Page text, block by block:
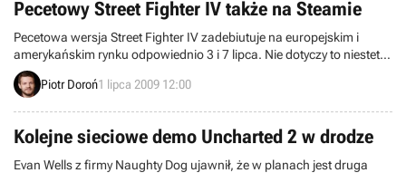
Pecetowy Street Fighter IV także na Steamie
Pecetowa wersja Street Fighter IV zadebiutuje na europejskim i
amerykańskim rynku odpowiednio 3 i 7 lipca. Nie dotyczy to niestety
naszego kraju – z uwagi na brak oficjalnego dystrybutora (wcześniej
był nim CD Projekt) zakup dzieła firmy Capcom będzie utrudniony. W
Piotr Doroń1 lipca 2009 12:00
Kolejne sieciowe demo Uncharted 2 w drodze
Evan Wells z firmy Naughty Dog ujawnił, że w planach jest druga